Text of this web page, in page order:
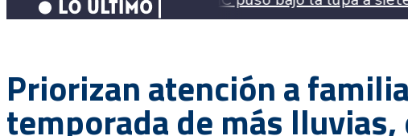
Priorizan atención a
temporada de más lluvias,